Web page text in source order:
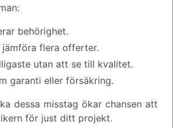
behörighet.
jämföra flera offerter.
utan att se till kvalitet.
garanti eller försäkring.
dessa misstag ökar chansen att
för just ditt projekt.